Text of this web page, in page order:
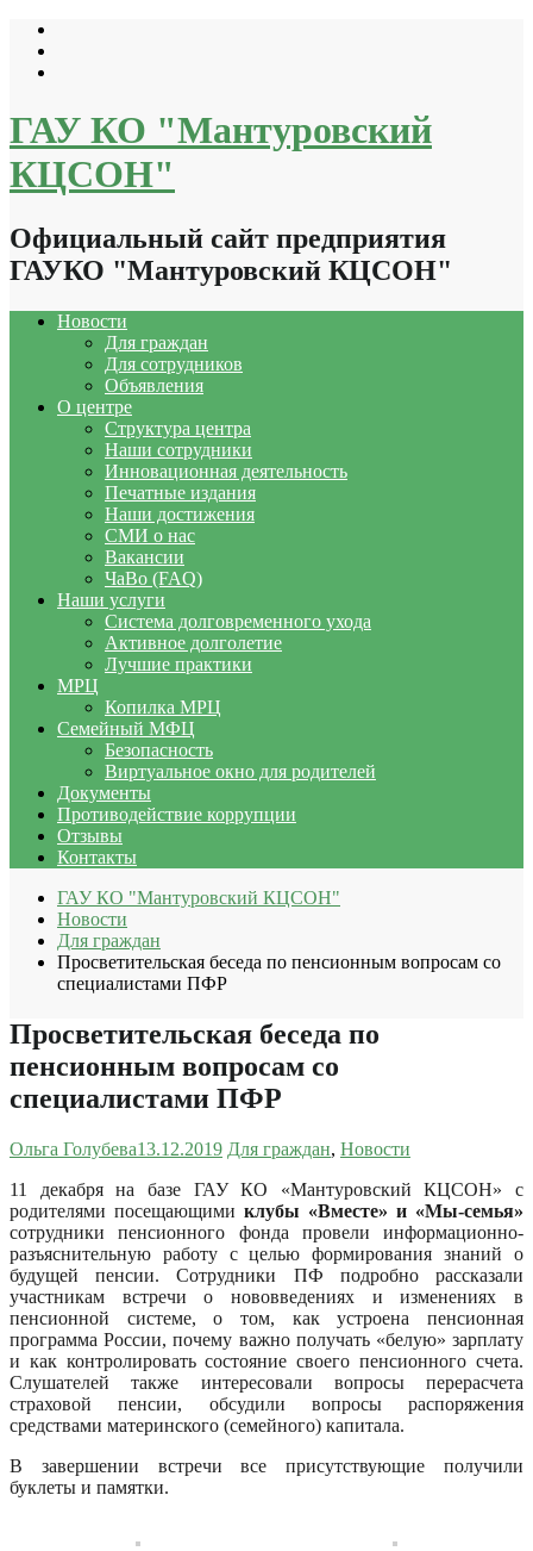
Перейти
содержимому
ГАУ КО "Мантуровский
КЦСОН"
Официальный сайт предприятия
ГАУКО "Мантуровский КЦСОН"
Новости
Для граждан
Для сотрудников
Объявления
О центре
Структура центра
Наши сотрудники
Инновационная деятельность
Печатные издания
Наши достижения
СМИ о нас
Вакансии
ЧаВо (FAQ)
Наши услуги
Система долговременного ухода
Активное долголетие
Лучшие практики
МРЦ
Копилка МРЦ
Семейный МФЦ
Безопасность
Виртуальное окно для родителей
Документы
Противодействие коррупции
Отзывы
Контакты
ГАУ КО "Мантуровский КЦСОН"
Новости
Для граждан
Просветительская беседа по пенсионным вопросам со
специалистами ПФР
Просветительская беседа по
пенсионным вопросам со
специалистами ПФР
Ольга Голубева13.12.2019 Для граждан, Новости
11 декабря на базе ГАУ КО «Мантуровский КЦСОН» с
родителями посещающими клубы «Вместе» и «Мы-семья»
сотрудники пенсионного фонда провели информационно-
разъяснительную работу с целью формирования знаний о
будущей пенсии.Сотрудники ПФ подробно рассказали
участникам встречи о нововведениях и изменениях в
пенсионной системе, о том, как устроена пенсионная
программа России, почему важно получать «белую» зарплату
и как контролировать состояние своего пенсионного счета.
Слушателей также интересовали вопросы перерасчета
страховой пенсии, обсудили вопросы распоряжения
средствами материнского (семейного) капитала.
В завершении встречи все присутствующие получили
буклеты и памятки.